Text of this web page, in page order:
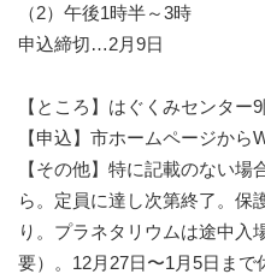
（2）午後1時半～3時
申込締切…2月9日
【ところ】はぐくみセンター
【申込】市ホームページから
【その他】特に記載のない
ら。定員に達し次第終了。保
り。プラネタリウムは途中入
要）。12月27日〜1月5日ま